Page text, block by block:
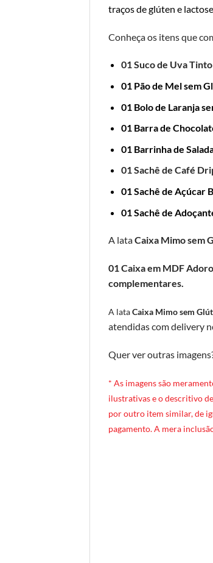
traços de glúten e
Conheça os itens que
01 Suco de Uva
01 Pão de Mel sem
01 Bolo de Laranja
01 Barra de
01 Barrinha de
01 Sachê de Café
01 Sachê de Açúcar
01 Sachê de
A lataCaixa Mimo sem
01 Caixa em MDF
complementares.
A lataCaixa Mimo sem
atendidas com delivery
Quer ver outras
* As imagens são
ilustrativas e o descritivo
por outro item similar, de
pagamento. A mera